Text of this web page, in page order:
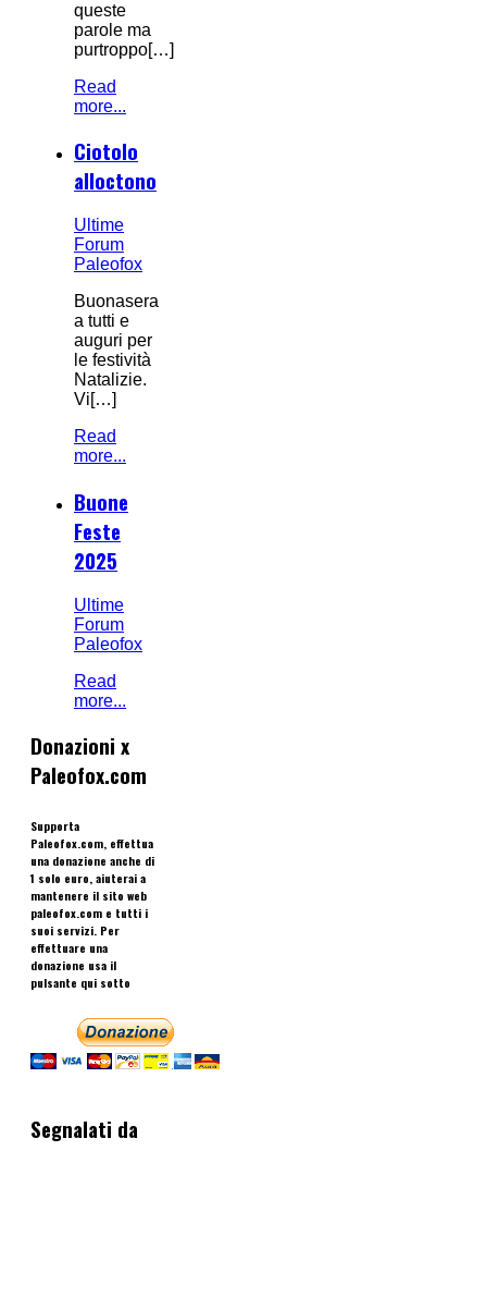
queste
parole ma
purtroppo[…]
Read
more...
Ciotolo
alloctono
Ultime
Forum
Paleofox
Buonasera
a tutti e
auguri per
le festività
Natalizie.
Vi[…]
Read
more...
Buone
Feste
2025
Ultime
Forum
Paleofox
Read
more...
Donazioni x
Paleofox.com
Supporta
Paleofox.com, effettua
una donazione anche di
1 solo euro, aiuterai a
mantenere il sito web
paleofox.com e tutti i
suoi servizi. Per
effettuare una
donazione usa il
pulsante qui sotto
Segnalati da